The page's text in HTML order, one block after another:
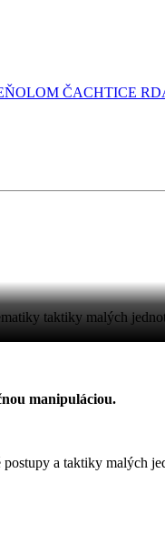
ČACHTICE
taktiky malých
manipuláciou.
a taktiky malých